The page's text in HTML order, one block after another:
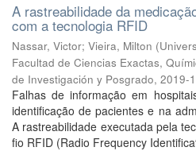
A rastreabilidade da
com a tecnologia RFID
Nassar, Victor; Vieira, Milton (
Facultad de Ciencias Exactas,
de Investigación y Posgrado, 2019-
Falhas de informação em
identificação de pacientes e na
A rastreabilidade executada pela
fio RFID (Radio Frequency